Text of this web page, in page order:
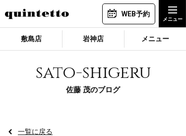
WEB予約
敷島店 岩神店 メニュー
sato-shigeru
佐藤 茂のブログ
一覧に戻る